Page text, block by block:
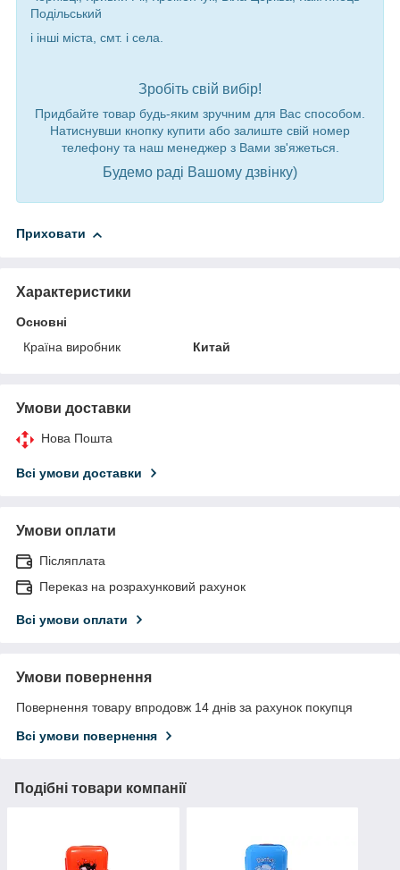
Подільський
і інші міста, смт. і села.
Зробіть свій вибір!
Придбайте товар будь-яким зручним для Вас способом.
Натиснувши кнопку купити або залиште свій номер
телефону та наш менеджер з Вами зв'яжеться.
Будемо раді Вашому дзвінку)
Приховати
Характеристики
Основні
Країна виробник
Китай
Умови доставки
Нова Пошта
Всі умови доставки
Умови оплати
Післяплата
Переказ на розрахунковий рахунок
Всі умови оплати
Умови повернення
Повернення товару впродовж 14 днів за рахунок покупця
Всі умови повернення
Подібні товари компанії